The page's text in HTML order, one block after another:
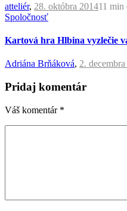
atteliér, 28. októbra 201411 min
Spoločnosť
Kartová hra Hlbina vyzlečie
Adriána Brňáková, 2. decembra
Pridaj komentár
Váš komentár *